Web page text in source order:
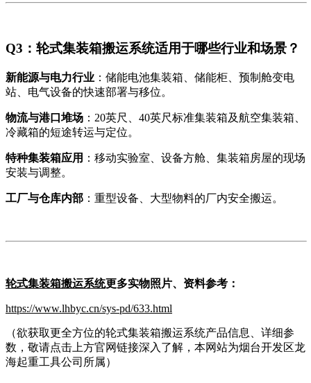
Q3 ： 轮式集装箱搬运系统适用于哪些行业和场景？
新能源与电力行业 ：储能电池集装箱、储能柜、预制舱变电
站、电气设备的快速部署与移位。
物流与港口堆场 ：20英尺、40英尺标准集装箱及航空集装箱、
冷藏箱的短途转运与定位。
特种集装箱应用 ：移动实验室、设备方舱、集装箱房屋的现场
安装与调整。
工厂与仓库内部 ：重型设备、大型物料的厂内安全搬运。
轮式集装箱搬运系统更多实物照片、资料参考：
https://www.lhbyc.cn/sys-pd/633.html
（欲获取更全方位的轮式集装箱搬运系统产品信息、详细参
数，敬请点击上方官网链接深入了解，本网站为烟台开发区龙
海起重工具公司所属）